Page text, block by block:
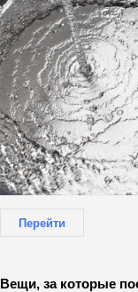
Перейти
Вещи, за которые